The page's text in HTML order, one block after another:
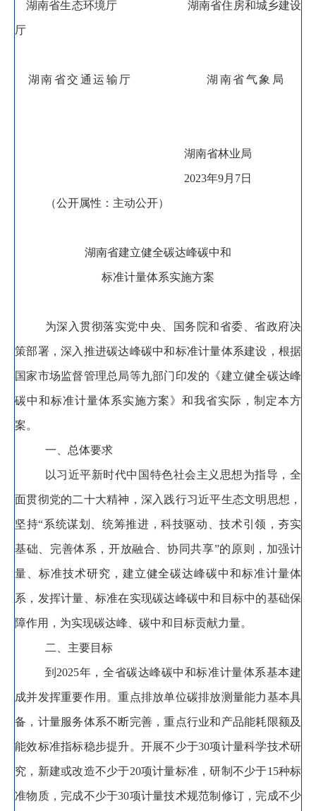
湖南省生态环境厅 湖南省住房和城乡建设
厅
湖南省交通运输厅 湖南省气象局
湖南省林业局
2023年9月 7日
（公开属性：主动公开）
湖南省建立健全碳达峰碳中和
标准计量体系实施方案
为深入贯彻落实党中央、国务院和省委、省政府决
策部署， 深入推进碳达峰碳中和标准计量体系建设，根据
国家市场监督管理总局等九部门印发的《建立健全碳达峰
碳中和标准计量体系实施方案》和我省实际 ，制定本方
案。
一、总体要求
以习近平新时代中国特色社会主义思想为指导 ，全
面贯彻党的二十大精神，深入践行习近平生态文明思想 ，
坚持“系统谋划、统筹推进 ，科技驱动、技术引领，夯实
基础、完善体系 ， 开放融合、协同共享”的原则，加强计
量、标准技术研究 ， 建立健全碳达峰碳中和标准计量体
系，发挥计量、标准在实现碳达峰碳中和目标中的基础保
障作用 ， 为实现碳达峰、碳中和目标贡献力量。
二、主要目标
到 2025年 ， 全省碳达峰碳中和标准计量体系基本建
成并发挥重要作用。重点排放单位碳排放测量能力基本具
备 ， 计量服务体系不断完善，重点行业和产品能耗限额及
能效标准指标稳步提升。 开展不少于30项计量科学技术研
究 ， 新建或改造不少于20项计量标准 ，研制不少于15种标
准物质， 完成不少于30项计量技术规范制修订 ， 完成不少